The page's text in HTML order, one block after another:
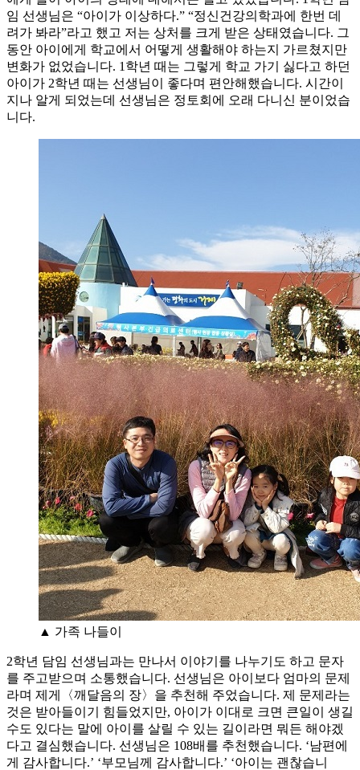
임 선생님은 “아이가 이상하다.” “정신건강의학과에 한번 데
려가 봐라”라고 했고 저는 상처를 크게 받은 상태였습니다. 그
동안 아이에게 학교에서 어떻게 생활해야 하는지 가르쳤지만
변화가 없었습니다. 1학년 때는 그렇게 학교 가기 싫다고 하던
아이가 2학년 때는 선생님이 좋다며 편안해했습니다. 시간이
지나 알게 되었는데 선생님은 정토회에 오래 다니신 분이었습
니다.
▲ 가족 나들이
2학년 담임 선생님과는 만나서 이야기를 나누기도 하고 문자
를 주고받으며 소통했습니다. 선생님은 아이보다 엄마의 문제
라며 제게〈깨달음의 장〉을 추천해 주었습니다. 제 문제라는
것은 받아들이기 힘들었지만, 아이가 이대로 크면 큰일이 생길
수도 있다는 말에 아이를 살릴 수 있는 길이라면 뭐든 해야겠
다고 결심했습니다. 선생님은 108배를 추천했습니다. ‘남편에
게 감사합니다.’ ‘부모님께 감사합니다.’ ‘아이는 괜찮습니